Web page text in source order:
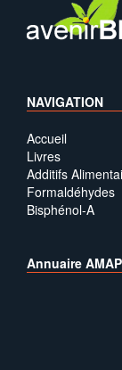
NAVIGATION
Accueil
Livres
Additifs
Formaldéhydes
Bisphénol-A
Annuaire AMAP